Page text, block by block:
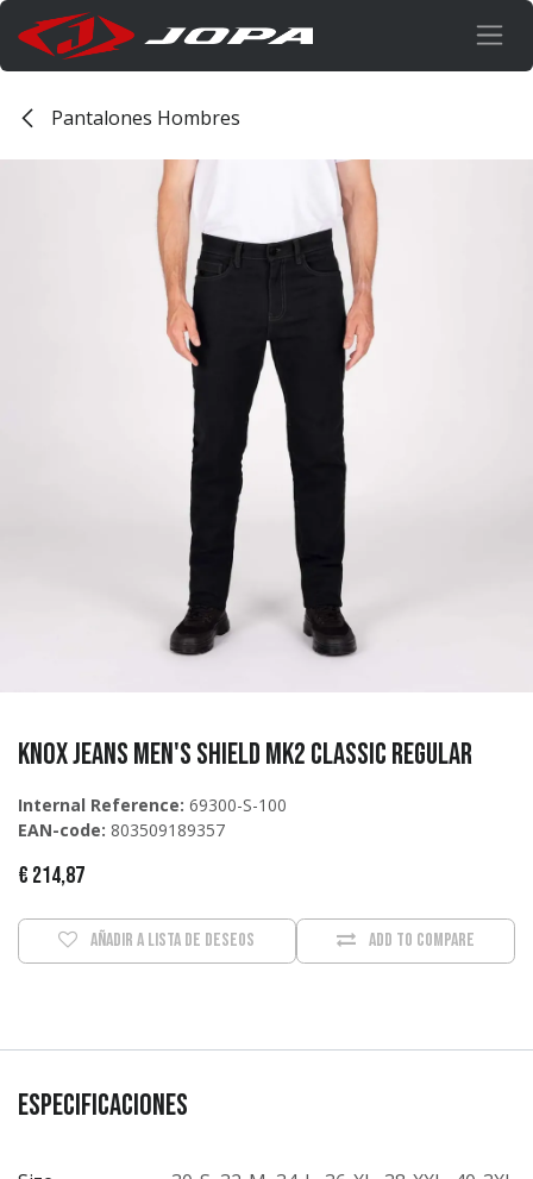
Ir al contenido
Pantalones Hombres
Knox Jeans Men's Shield MK2 Classic REGULAR
Internal Reference: 69300-S-100
EAN-code: 803509189357
€ 214,87
Add to compare
Añadir a lista de deseos
Especificaciones